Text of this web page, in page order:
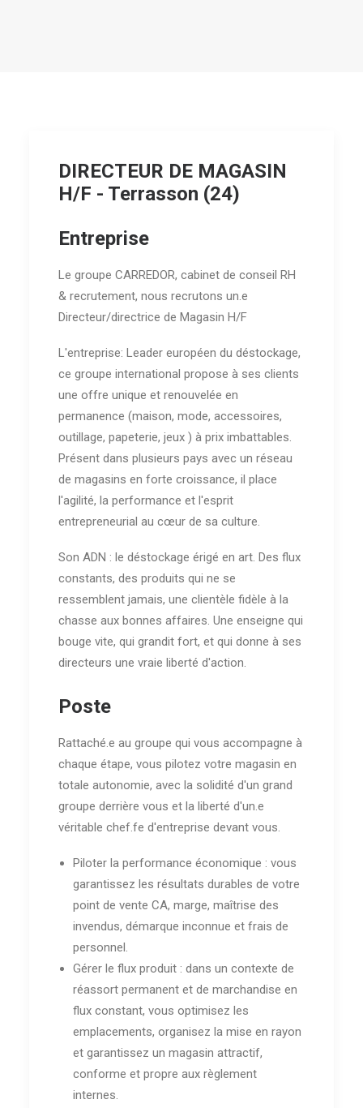
DIRECTEUR DE MAGASIN
H/F - Terrasson (24)
Entreprise
Le groupe CARREDOR, cabinet de conseil RH
& recrutement, nous recrutons un.e
Directeur/directrice de Magasin H/F
L'entreprise: Leader européen du déstockage,
ce groupe international propose à ses clients
une offre unique et renouvelée en
permanence (maison, mode, accessoires,
outillage, papeterie, jeux ) à prix imbattables.
Présent dans plusieurs pays avec un réseau
de magasins en forte croissance, il place
l'agilité, la performance et l'esprit
entrepreneurial au cœur de sa culture.
Son ADN : le déstockage érigé en art. Des flux
constants, des produits qui ne se
ressemblent jamais, une clientèle fidèle à la
chasse aux bonnes affaires. Une enseigne qui
bouge vite, qui grandit fort, et qui donne à ses
directeurs une vraie liberté d'action.
Poste
Rattaché.e au groupe qui vous accompagne à
chaque étape, vous pilotez votre magasin en
totale autonomie, avec la solidité d'un grand
groupe derrière vous et la liberté d'un.e
véritable chef.fe d'entreprise devant vous.
Piloter la performance économique : vous
garantissez les résultats durables de votre
point de vente CA, marge, maîtrise des
invendus, démarque inconnue et frais de
personnel.
Gérer le flux produit : dans un contexte de
réassort permanent et de marchandise en
flux constant, vous optimisez les
emplacements, organisez la mise en rayon
et garantissez un magasin attractif,
conforme et propre aux règlement
internes.